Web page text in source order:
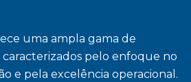
uma ampla gama de
caracterizados pelo enfoque no
e pela excelência operacional.